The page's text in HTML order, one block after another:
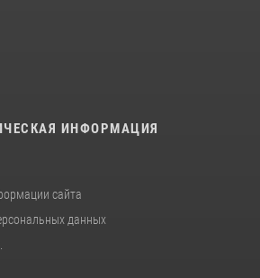
ИНФОРМАЦИЯ
сайта
данных